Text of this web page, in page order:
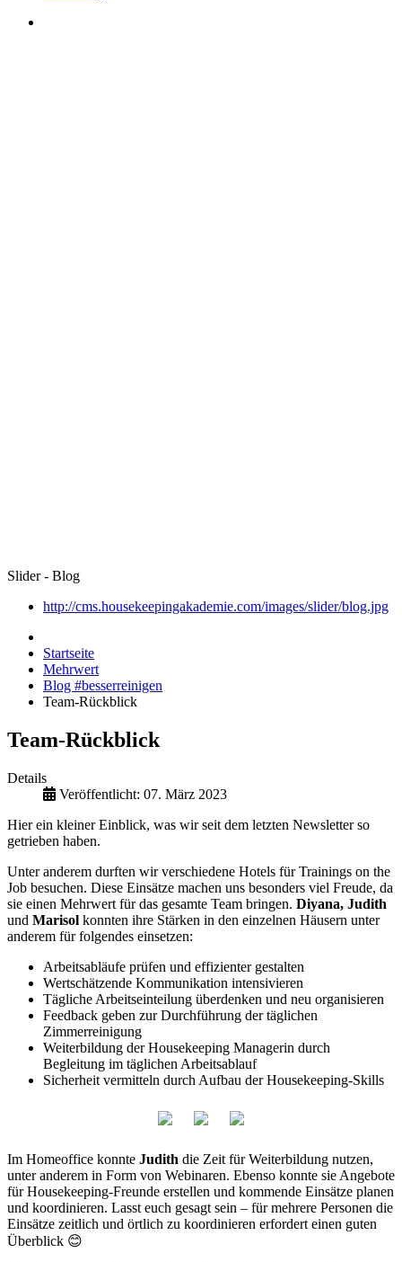
Slider - Blog
http://cms.housekeepingakademie.com/images/slider/blog.jpg
Startseite
Mehrwert
Blog #besserreinigen
Team-Rückblick
Team-Rückblick
Details
Veröffentlicht: 07. März 2023
Hier ein kleiner Einblick, was wir seit dem letzten Newsletter so
getrieben haben.
Unter anderem durften wir verschiedene Hotels für Trainings on the
Job besuchen. Diese Einsätze machen uns besonders viel Freude, da
sie einen Mehrwert für das gesamte Team bringen. Diyana, Judith
und Marisol konnten ihre Stärken in den einzelnen Häusern unter
anderem für folgendes einsetzen:
Arbeitsabläufe prüfen und effizienter gestalten
Wertschätzende Kommunikation intensivieren
Tägliche Arbeitseinteilung überdenken und neu organisieren
Feedback geben zur Durchführung der täglichen
Zimmerreinigung
Weiterbildung der Housekeeping Managerin durch
Begleitung im täglichen Arbeitsablauf
Sicherheit vermitteln durch Aufbau der Housekeeping-Skills
Im Homeoffice konnte Judith die Zeit für Weiterbildung nutzen,
unter anderem in Form von Webinaren. Ebenso konnte sie Angebote
für Housekeeping-Freunde erstellen und kommende Einsätze planen
und koordinieren. Lasst euch gesagt sein – für mehrere Personen die
Einsätze zeitlich und örtlich zu koordinieren erfordert einen guten
Überblick 😊